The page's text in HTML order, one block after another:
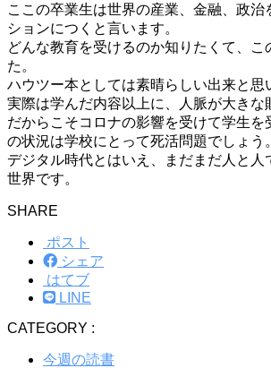
ここの卒業生は世界の産業、金融、政治
ションにつくと言います。
どんな教育を受けるのか知りたくて、こ
た。
ハウツー本としては素晴らしい出来と思
実際は学んだ内容以上に、人脈が大きな
だからこそコロナの影響を受けて学生を
の状況は学校にとって死活問題でしょう。
デジタル時代とはいえ、まだまだ人と人
世界です。
SHARE
ポスト
シェア
はてブ
LINE
CATEGORY :
今週の読書